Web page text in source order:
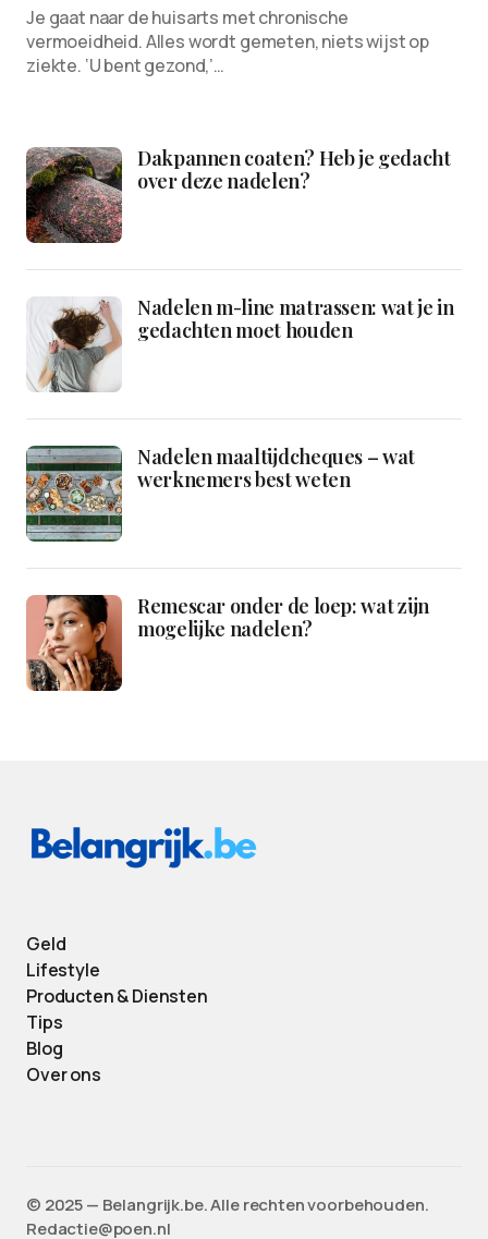
Je gaat naar de huisarts met chronische
vermoeidheid. Alles wordt gemeten, niets wijst op
ziekte. ‘U bent gezond,’…
Dakpannen coaten? Heb je gedacht
over deze nadelen?
Nadelen m-line matrassen: wat je in
gedachten moet houden
Nadelen maaltijdcheques – wat
werknemers best weten
Remescar onder de loep: wat zijn
mogelijke nadelen?
Geld
Lifestyle
Producten & Diensten
Tips
Blog
Over ons
©️ 2025 — Belangrijk.be. Alle rechten voorbehouden.
Redactie@poen.nl